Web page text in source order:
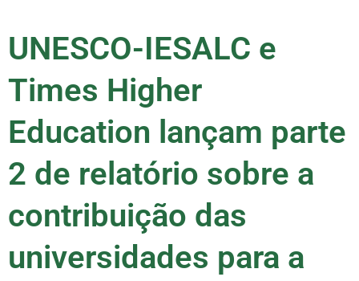
UNESCO-IESALC e
Times Higher
Education lançam parte
2 de relatório sobre a
contribuição das
universidades para a